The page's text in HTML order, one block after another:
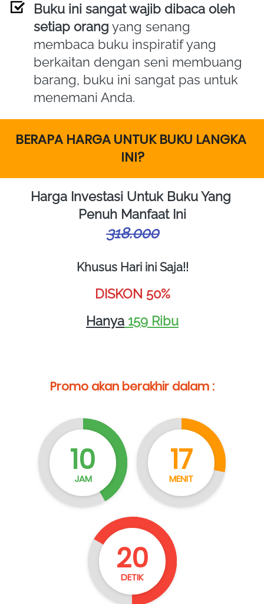
Buku ini sangat wajib dibaca oleh
setiap orang yang senang
membaca buku inspiratif yang
berkaitan dengan seni membuang
barang, buku ini sangat pas untuk
menemani Anda.
BERAPA HARGA UNTUK BUKU LANGKA
INI?
Harga Investasi Untuk Buku Yang
Penuh Manfaat Ini
318.000
Khusus Hari ini Saja!!
DISKON 50%
Hanya 159 Ribu
Promo akan berakhir dalam :
10
JAM
17
MENIT
19
DETIK